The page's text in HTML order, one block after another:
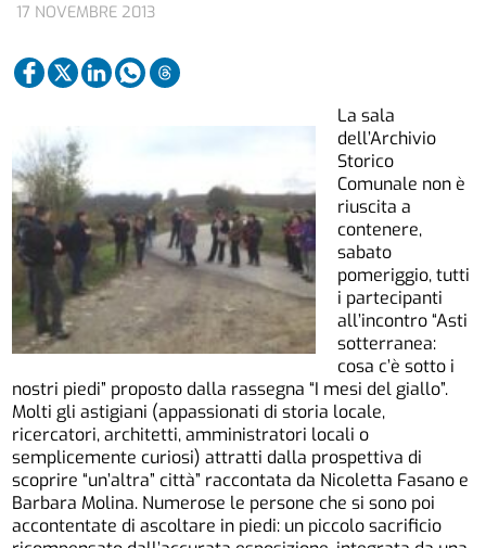
17 NOVEMBRE 2013
La sala
dell’Archivio
Storico
Comunale non è
riuscita a
contenere,
sabato
pomeriggio, tutti
i partecipanti
all’incontro “Asti
sotterranea:
cosa c’è sotto i
nostri piedi” proposto dalla rassegna “I mesi del giallo”.
Molti gli astigiani (appassionati di storia locale,
ricercatori, architetti, amministratori locali o
semplicemente curiosi) attratti dalla prospettiva di
scoprire “un’altra” città” raccontata da Nicoletta Fasano e
Barbara Molina. Numerose le persone che si sono poi
accontentate di ascoltare in piedi: un piccolo sacrificio